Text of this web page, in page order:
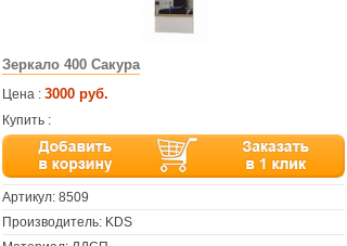
Зеркало 400 Сакура
Цена : 3000 руб.
Купить :
Артикул: 8509
Производитель: KDS